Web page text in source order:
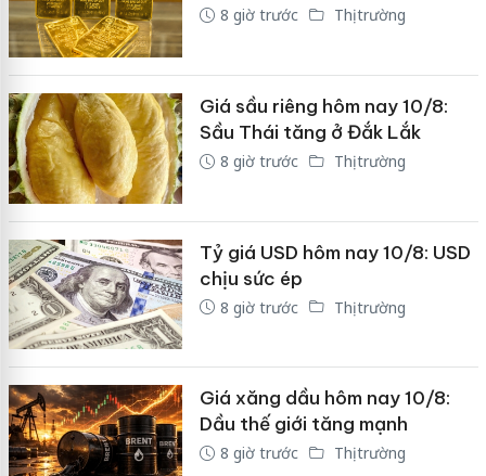
8 giờ trước Thị trường
Giá sầu riêng hôm nay 10/8:
Sầu Thái tăng ở Đắk Lắk
8 giờ trước Thị trường
Tỷ giá USD hôm nay 10/8: USD
chịu sức ép
8 giờ trước Thị trường
Giá xăng dầu hôm nay 10/8:
Dầu thế giới tăng mạnh
8 giờ trước Thị trường